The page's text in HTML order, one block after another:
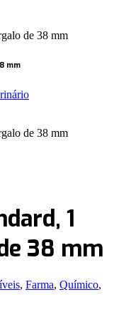
mm
1
38 mm
, Farma, Químico,